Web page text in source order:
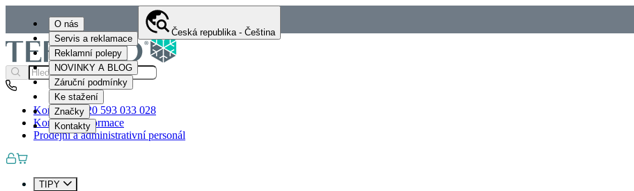
O nás
Servis a reklamace
Reklamní polepy
NOVINKY A BLOG
Záruční podmínky
Ke stažení
Značky
Kontakty
Česká republika - Čeština
Kontakty+420 593 033 028
Kontaktní informace
Prodejní a administrativní personál
TIPY